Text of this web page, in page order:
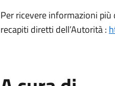
Per ricevere informazioni
recapiti diretti dell’Autorità :